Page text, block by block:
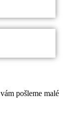
pošleme malé